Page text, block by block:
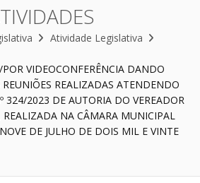
Atividade Legislativa
VIDEOCONFERÊNCIA DANDO
REALIZADAS ATENDENDO
324/2023 DE AUTORIA DO VEREADOR
REALIZADA NA CÂMARA MUNICIPAL
DE JULHO DE DOIS MIL E VINTE